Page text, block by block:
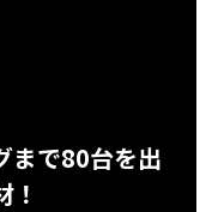
まで80台を出